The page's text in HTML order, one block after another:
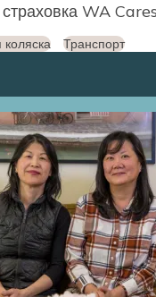
WA
Транспорт
Сестры
за своей
Мы
работали
был бы